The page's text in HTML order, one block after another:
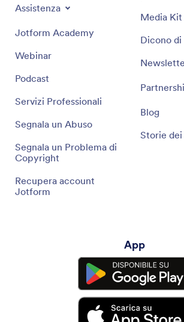
Assistenza
Jotform Academy
Webinar
Podcast
Servizi Professionali
Segnala un Abuso
Segnala un Problema di
Copyright
Recupera account
Jotform
Media Kit
Dicono di
Blog
Storie
App